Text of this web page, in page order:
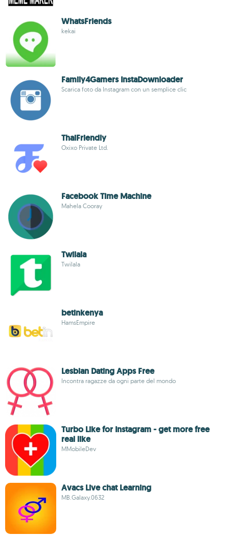
WhatsFriends
kekai
Family4Gamers InstaDownloader
Scarica foto da Instagram con un semplice clic
ThaiFriendly
Oxixo Private Ltd.
Facebook Time Machine
Mahela Cooray
Twilala
Twilala
betinkenya
HamsEmpire
Lesbian Dating Apps Free
Incontra ragazze da ogni parte del mondo
Turbo Like for Instagram - get more free
real like
MMobileDev
Avacs Live chat Learning
MB.Galaxy.0632